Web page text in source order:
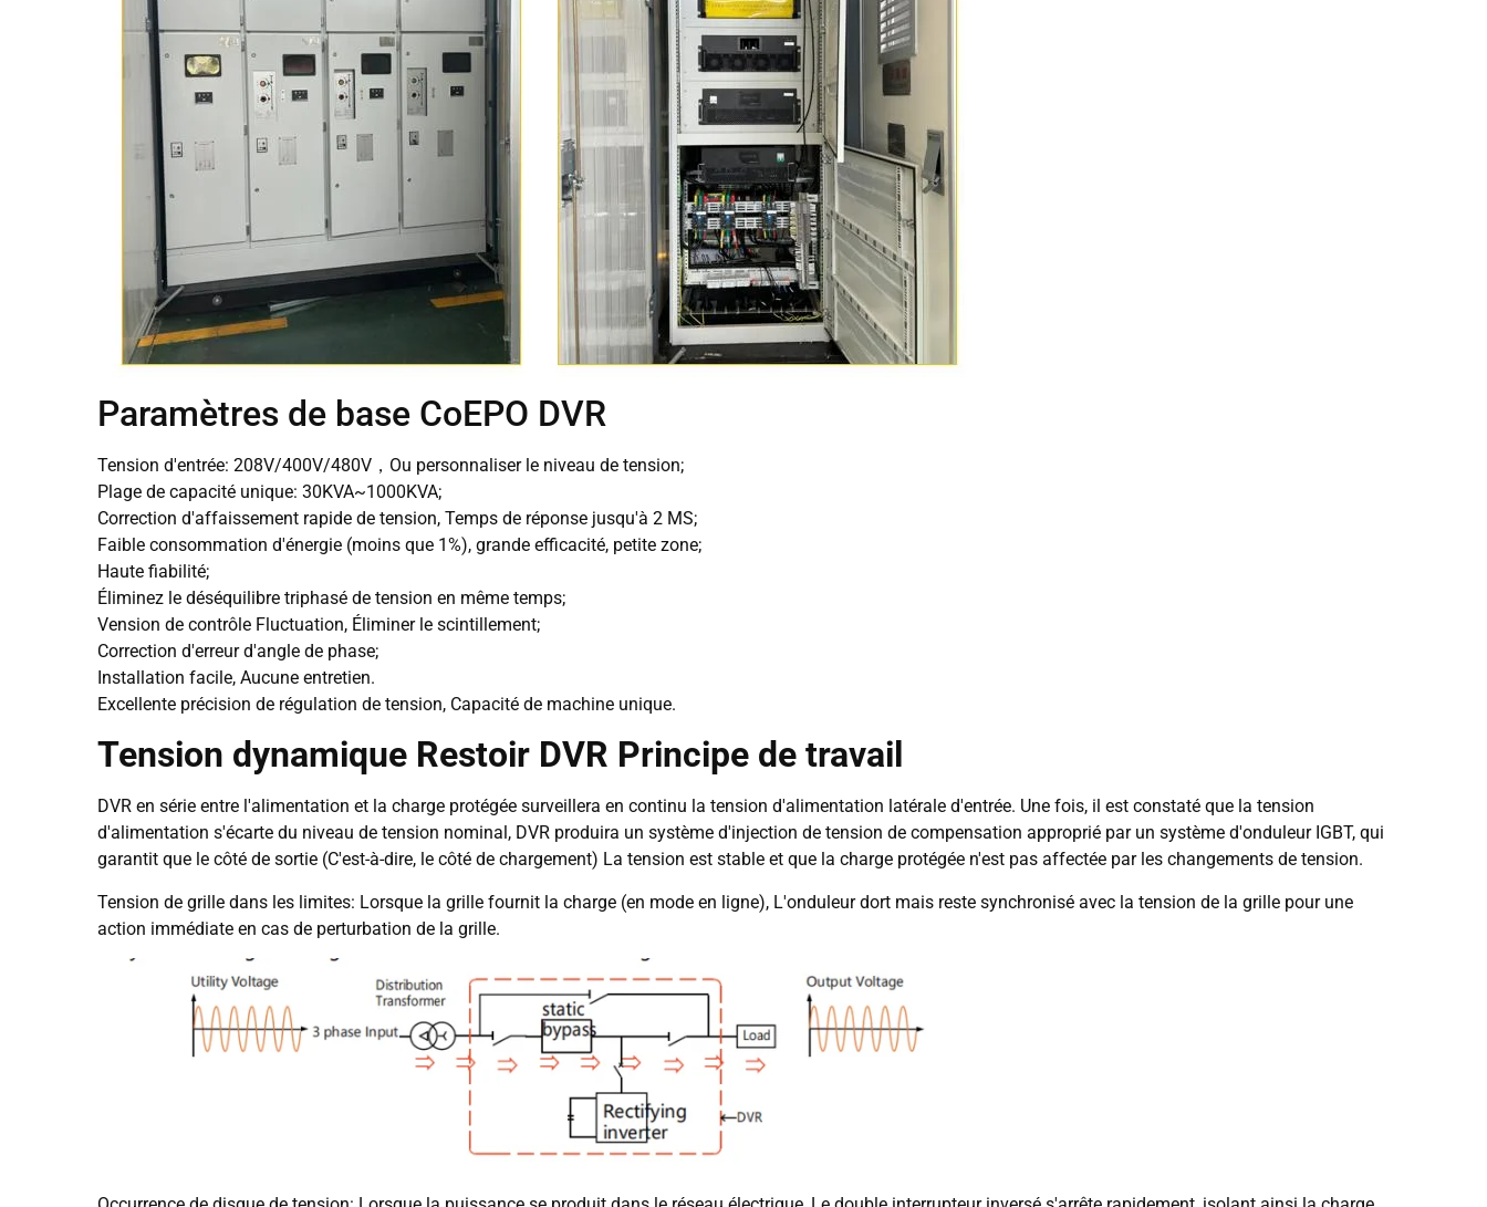
Paramètres de base CoEPO DVR
Tension d'entrée: 208V/400V/480V，Ou personnaliser le niveau de tension;
Plage de capacité unique: 30KVA~1000KVA;
Correction d'affaissement rapide de tension, Temps de réponse jusqu'à 2 MS;
Faible consommation d'énergie (moins que 1%), grande efficacité, petite zone;
Haute fiabilité;
Éliminez le déséquilibre triphasé de tension en même temps;
Vension de contrôle Fluctuation, Éliminer le scintillement;
Correction d'erreur d'angle de phase;
Installation facile, Aucune entretien.
Excellente précision de régulation de tension, Capacité de machine unique.
Tension dynamique Restoir DVR Principe de travail
DVR en série entre l'alimentation et la charge protégée surveillera en continu la tension d'alimentation latérale d'entrée. Une fois, il est constaté que la tension
d'alimentation s'écarte du niveau de tension nominal, DVR produira un système d'injection de tension de compensation approprié par un système d'onduleur IGBT, qui
garantit que le côté de sortie (C'est-à-dire, le côté de chargement) La tension est stable et que la charge protégée n'est pas affectée par les changements de tension.
Tension de grille dans les limites: Lorsque la grille fournit la charge (en mode en ligne), L'onduleur dort mais reste synchronisé avec la tension de la grille pour une
action immédiate en cas de perturbation de la grille.